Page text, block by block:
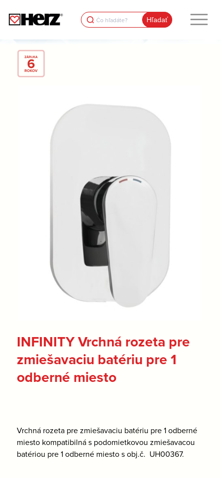
Search
for:
INFINITY Vrchná rozeta pre
zmiešavaciu batériu pre 1
odberné miesto
Vrchná rozeta pre zmiešavaciu batériu pre 1 odberné
miesto kompatibilná s podomietkovou zmiešavacou
batériou pre 1 odberné miesto s obj.č. UH00367.